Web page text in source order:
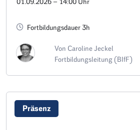
– Termin B1
01.09.2026 – 14:00 Uhr
Fortbildungsdauer 3h
Von Caroline Jeckel
Fortbildungsleitung (BIfF)
Präsenz